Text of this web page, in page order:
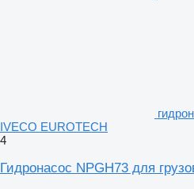
IVECO EUROTECH
4
Гидронасос NPGH73 для